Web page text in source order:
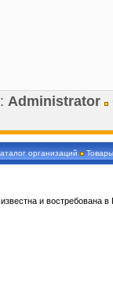
Administrator
организаций
и востребована в